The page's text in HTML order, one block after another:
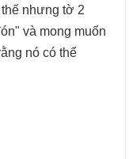
nhưng tờ 2
và mong muốn
nó có thể